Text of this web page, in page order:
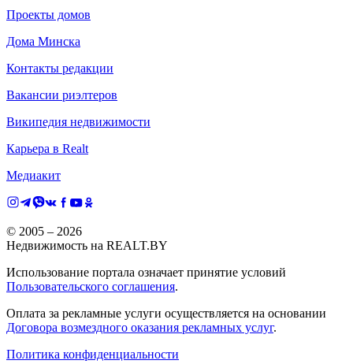
Проекты домов
Дома Минска
Контакты редакции
Вакансии риэлтеров
Википедия недвижимости
Карьера в Realt
Медиакит
© 2005 – 2026
Недвижимость на REALT.BY
Использование портала означает принятие условий
Пользовательского соглашения.
Оплата за рекламные услуги осуществляется на основании
Договора возмездного оказания рекламных услуг.
Политика конфиденциальности